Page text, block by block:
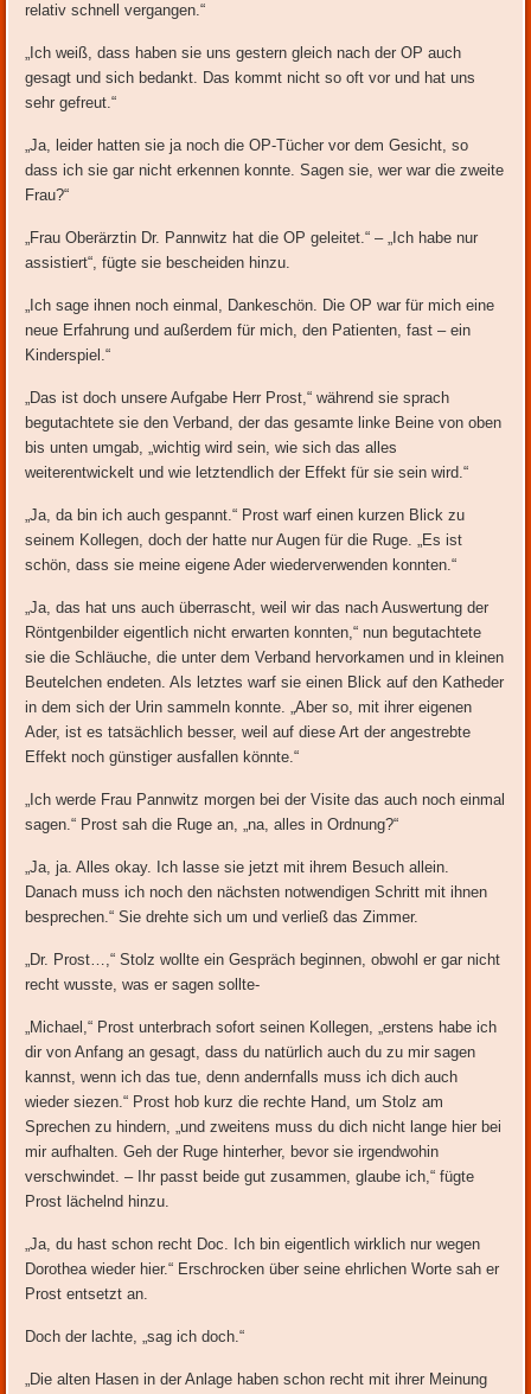
relativ schnell vergangen.“
„Ich weiß, dass haben sie uns gestern gleich nach der OP auch
gesagt und sich bedankt. Das kommt nicht so oft vor und hat uns
sehr gefreut.“
„Ja, leider hatten sie ja noch die OP-Tücher vor dem Gesicht, so
dass ich sie gar nicht erkennen konnte. Sagen sie, wer war die zweite
Frau?“
„Frau Oberärztin Dr. Pannwitz hat die OP geleitet.“ – „Ich habe nur
assistiert“, fügte sie bescheiden hinzu.
„Ich sage ihnen noch einmal, Dankeschön. Die OP war für mich eine
neue Erfahrung und außerdem für mich, den Patienten, fast – ein
Kinderspiel.“
„Das ist doch unsere Aufgabe Herr Prost,“ während sie sprach
begutachtete sie den Verband, der das gesamte linke Beine von oben
bis unten umgab, „wichtig wird sein, wie sich das alles
weiterentwickelt und wie letztendlich der Effekt für sie sein wird.“
„Ja, da bin ich auch gespannt.“ Prost warf einen kurzen Blick zu
seinem Kollegen, doch der hatte nur Augen für die Ruge. „Es ist
schön, dass sie meine eigene Ader wiederverwenden konnten.“
„Ja, das hat uns auch überrascht, weil wir das nach Auswertung der
Röntgenbilder eigentlich nicht erwarten konnten,“ nun begutachtete
sie die Schläuche, die unter dem Verband hervorkamen und in kleinen
Beutelchen endeten. Als letztes warf sie einen Blick auf den Katheder
in dem sich der Urin sammeln konnte. „Aber so, mit ihrer eigenen
Ader, ist es tatsächlich besser, weil auf diese Art der angestrebte
Effekt noch günstiger ausfallen könnte.“
„Ich werde Frau Pannwitz morgen bei der Visite das auch noch einmal
sagen.“ Prost sah die Ruge an, „na, alles in Ordnung?“
„Ja, ja. Alles okay. Ich lasse sie jetzt mit ihrem Besuch allein.
Danach muss ich noch den nächsten notwendigen Schritt mit ihnen
besprechen.“ Sie drehte sich um und verließ das Zimmer.
„Dr. Prost…,“ Stolz wollte ein Gespräch beginnen, obwohl er gar nicht
recht wusste, was er sagen sollte-
„Michael,“ Prost unterbrach sofort seinen Kollegen, „erstens habe ich
dir von Anfang an gesagt, dass du natürlich auch du zu mir sagen
kannst, wenn ich das tue, denn andernfalls muss ich dich auch
wieder siezen.“ Prost hob kurz die rechte Hand, um Stolz am
Sprechen zu hindern, „und zweitens muss du dich nicht lange hier bei
mir aufhalten. Geh der Ruge hinterher, bevor sie irgendwohin
verschwindet. – Ihr passt beide gut zusammen, glaube ich,“ fügte
Prost lächelnd hinzu.
„Ja, du hast schon recht Doc. Ich bin eigentlich wirklich nur wegen
Dorothea wieder hier.“ Erschrocken über seine ehrlichen Worte sah er
Prost entsetzt an.
Doch der lachte, „sag ich doch.“
„Die alten Hasen in der Anlage haben schon recht mit ihrer Meinung